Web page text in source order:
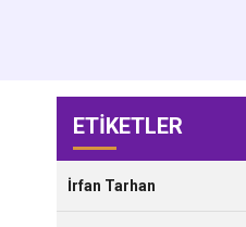
ETİKETLER
İrfan Tarhan